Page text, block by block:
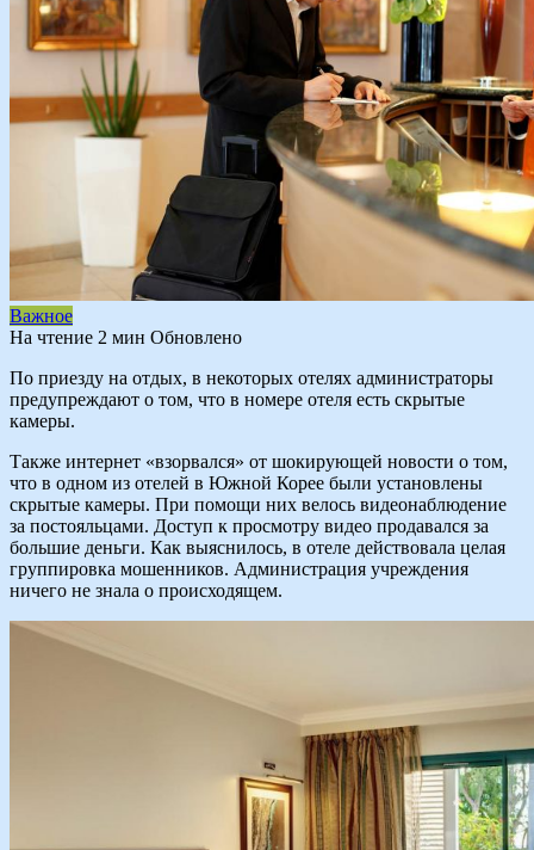
Важное
На чтение 2 мин Обновлено
По приезду на отдых, в некоторых отелях администраторы
предупреждают о том, что в номере отеля есть скрытые
камеры.
Также интернет «взорвался» от шокирующей новости о том,
что в одном из отелей в Южной Корее были установлены
скрытые камеры. При помощи них велось видеонаблюдение
за постояльцами. Доступ к просмотру видео продавался за
большие деньги. Как выяснилось, в отеле действовала целая
группировка мошенников. Администрация учреждения
ничего не знала о происходящем.